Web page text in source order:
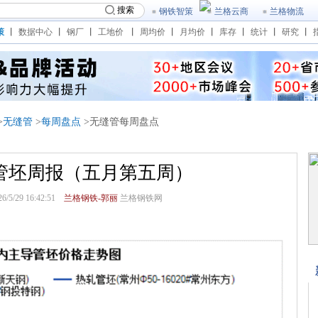
搜索 钢铁智策 兰格云商 兰格物流
数据中心 钢厂 工地价 周均价 月均价 库存 统计 研究
无缝管 >每周盘点 >无缝管每周盘点
周报（五月第五周）
5/29 16:42:51 兰格钢铁-郭丽 兰格钢铁网